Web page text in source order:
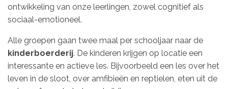
ontwikkeling van onze leerlingen, zowel cognitief als
sociaal-emotioneel.
Alle groepen gaan twee maal per schooljaar naar de
kinderboerderij. De kinderen krijgen op locatie een
interessante en actieve les. Bijvoorbeeld een les over het
leven in de sloot, over amfibieën en reptielen, eten uit de